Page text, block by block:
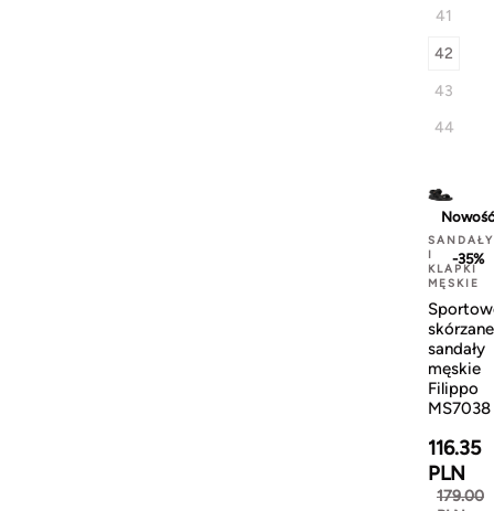
41
42
43
44
Nowość
-35%
SANDAŁY
I
KLAPKI
MĘSKIE
skórzane
sandały
męskie
Filippo
MS7038
116.35
PLN
179.00